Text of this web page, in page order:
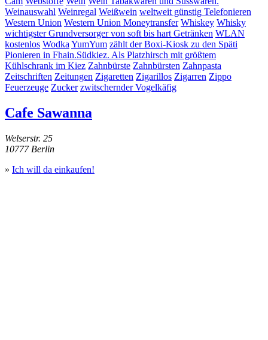
Weinauswahl Weinregal Weißwein weltweit günstig Telefonieren
Western Union Western Union Moneytransfer Whiskey Whisky
wichtigster Grundversorger von soft bis hart Getränken WLAN
kostenlos Wodka YumYum zählt der Boxi-Kiosk zu den Späti
Pionieren in Fhain.Südkiez. Als Platzhirsch mit größtem
Kühlschrank im Kiez Zahnbürste Zahnbürsten Zahnpasta
Zeitschriften Zeitungen Zigaretten Zigarillos Zigarren Zippo
Feuerzeuge Zucker zwitschernder Vogelkäfig
Cafe Sawanna
Welserstr. 25
10777 Berlin
» Ich will da einkaufen!